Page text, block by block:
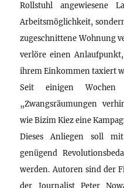
Rollstuhl angewiesene
Arbeitsmöglichkeit,
zugeschnittene Wohnung
verlöre einen
ihrem Einkommen taxiert
Seit einigen Wochen
„Zwangsräumungen
wie Bizim Kiez eine
Dieses Anliegen soll
genügend
werden. Autoren sind der
der Journalist Peter